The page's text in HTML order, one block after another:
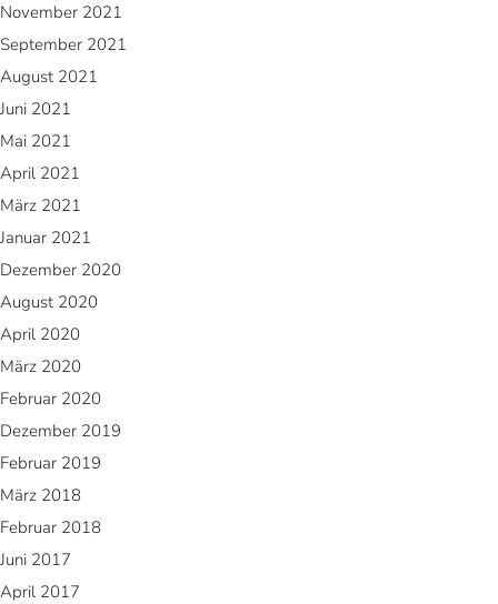
November 2021
September 2021
August 2021
Juni 2021
Mai 2021
April 2021
März 2021
Januar 2021
Dezember 2020
August 2020
April 2020
März 2020
Februar 2020
Dezember 2019
Februar 2019
März 2018
Februar 2018
Juni 2017
April 2017